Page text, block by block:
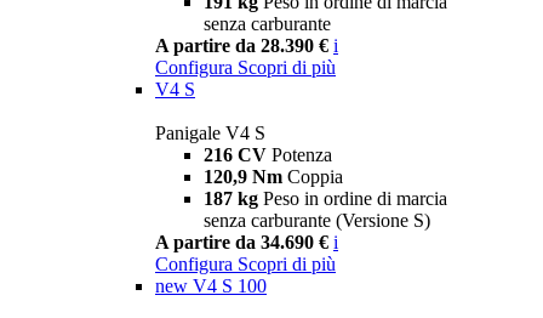
senza carburante
A partire da 28.390 € i
Configura Scopri di più
V4 S
Panigale V4 S
216 CV Potenza
120,9 Nm Coppia
187 kg Peso in ordine di marcia
senza carburante (Versione S)
A partire da 34.690 € i
Configura Scopri di più
new V4 S 100